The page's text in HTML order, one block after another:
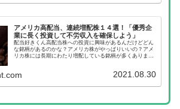
アメリカ高配当、連続増配株１４選！「優秀企
業に長く投資して不労収入を確保しよう」
配当好きくん高配当株への投資に興味があるんだけどどん
な銘柄があるのかな？アメリカ株がやっぱりいいの？アメ
リカ株には長期にわたり増配している銘柄が多くあります
2021.08.30